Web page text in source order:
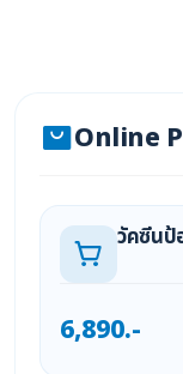
Online
วัคซีนป้
6,890.-